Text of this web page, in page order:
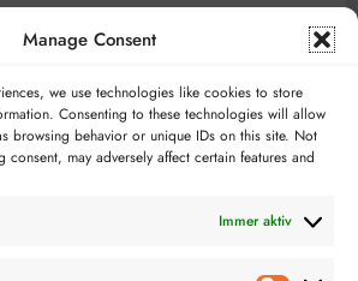
Manage Consent
we use technologies like cookies to store
Consenting to these technologies will allow
browsing behavior or unique IDs on this site. Not
may adversely affect certain features and
Immer aktiv